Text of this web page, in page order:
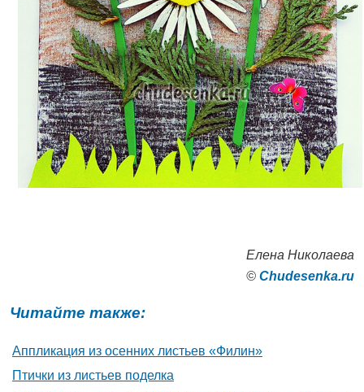
Елена Николаева
© Сhudesenka.ru
Читайте также:
Аппликация из осенних листьев «Филин»
Птички из листьев поделка